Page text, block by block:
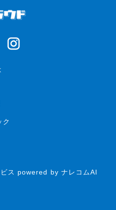
ク
ス powered by ナレコムAI